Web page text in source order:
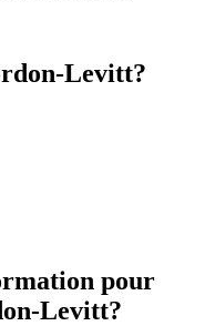
Levitt?
pour
Levitt?